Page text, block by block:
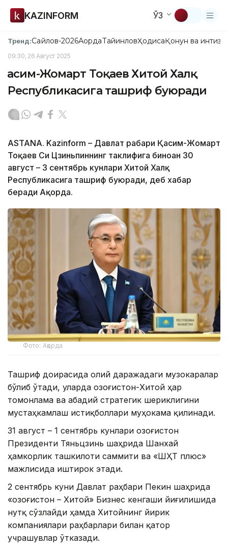
KAZINFORM ЎЗ
Тренд:Сайлов-2026АқордаТайинловҲодисаҚонун ва
09:30, 26 Август 2025
Қасим-Жомарт Тоқаев Хитой Халқ
Республикасига ташриф буюради
ASTANA. Kazinform – Давлат раҳбари Қасим-Жомарт
Тоқаев Си Цзиньпиннинг таклифига биноан 30
август – 3 сентябрь кунлари Хитой Халқ
Республикасига ташриф буюради, деб хабар
беради Ақорда.
Фото: Ақорда
Ташриф доирасида олий даражадаги музокаралар
бўлиб ўтади, уларда Қозоғистон-Хитой ҳар
томонлама ва абадий стратегик шериклигини
мустаҳкамлаш истиқболлари муҳокама қилинади.
31 август – 1 сентябрь кунлари Қозоғистон
Президенти Тяньцзинь шаҳрида Шанхай
ҳамкорлик ташкилоти саммити ва «ШҲТ плюс»
мажлисида иштирок этади.
2 сентябрь куни Давлат раҳбари Пекин шаҳрида
«Қозоғистон – Хитой» Бизнес кенгаши йиғилишида
нутқ сўзлайди ҳамда Хитойнинг йирик
компаниялари раҳбарлари билан қатор
учрашувлар ўтказади.